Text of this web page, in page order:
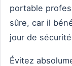
portable
sûre, car il
jour de
Évitez